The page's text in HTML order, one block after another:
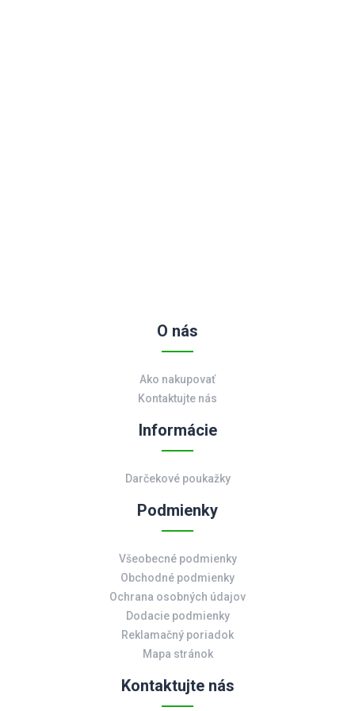
O nás
Ako nakupovať
Kontaktujte nás
Informácie
Darčekové poukažky
Podmienky
Všeobecné podmienky
Obchodné podmienky
Ochrana osobných údajov
Dodacie podmienky
Reklamačný poriadok
Mapa stránok
Kontaktujte nás